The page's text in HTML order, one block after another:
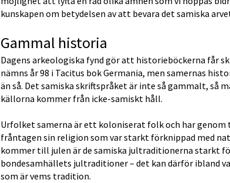
kunskapen om betydelsen av att bevara det samiska
Gammal historia
Dagens arkeologiska fynd gör att historieböckerna får
nämns år 98 i Tacitus bok Germania, men samernas
än så. Det samiska skriftspråket är inte så gammalt, så
källorna kommer från icke-samiskt håll.
Urfolket samerna är ett koloniserat folk och har
fråntagen sin religion som var starkt förknippad med
kommer till julen är de samiska jultraditionerna starkt
bondesamhällets jultraditioner – det kan därför ibland
som är vems tradition.